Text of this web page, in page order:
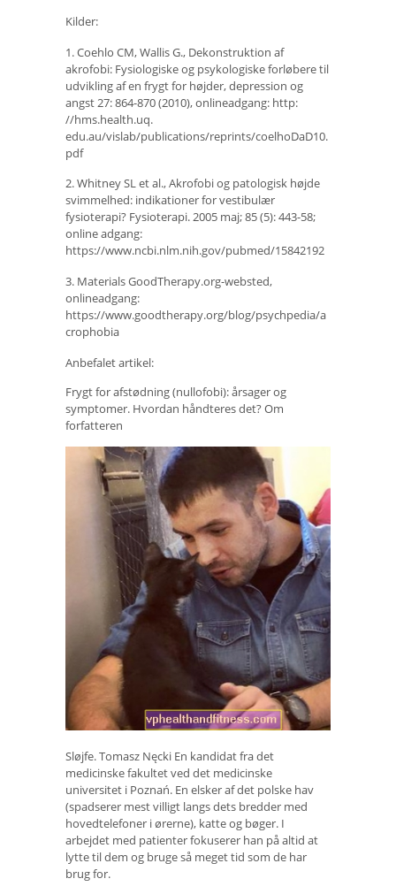
Kilder:
1. Coehlo CM, Wallis G., Dekonstruktion af
akrofobi: Fysiologiske og psykologiske forløbere til
udvikling af en frygt for højder, depression og
angst 27: 864-870 (2010), onlineadgang: http:
//hms.health.uq.
edu.au/vislab/publications/reprints/coelhoDaD10.
pdf
2. Whitney SL et al., Akrofobi og patologisk højde
svimmelhed: indikationer for vestibulær
fysioterapi? Fysioterapi. 2005 maj; 85 (5): 443-58;
online adgang:
https://www.ncbi.nlm.nih.gov/pubmed/15842192
3. Materials GoodTherapy.org-websted,
onlineadgang:
https://www.goodtherapy.org/blog/psychpedia/a
crophobia
Anbefalet artikel:
Frygt for afstødning (nullofobi): årsager og
symptomer. Hvordan håndteres det? Om
forfatteren
Sløjfe. Tomasz Nęcki En kandidat fra det
medicinske fakultet ved det medicinske
universitet i Poznań. En elsker af det polske hav
(spadserer mest villigt langs dets bredder med
hovedtelefoner i ørerne), katte og bøger. I
arbejdet med patienter fokuserer han på altid at
lytte til dem og bruge så meget tid som de har
brug for.